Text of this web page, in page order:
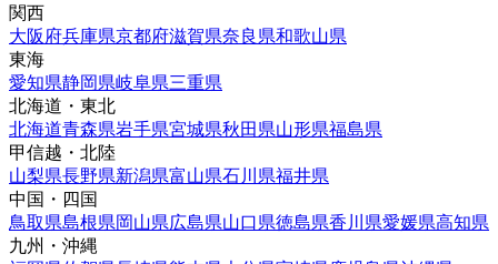
関西
大阪府兵庫県京都府滋賀県奈良県和歌山県
東海
愛知県静岡県岐阜県三重県
北海道・東北
北海道青森県岩手県宮城県秋田県山形県福島県
甲信越・北陸
山梨県長野県新潟県富山県石川県福井県
中国・四国
鳥取県島根県岡山県広島県山口県徳島県香川県愛媛県高知県
九州・沖縄